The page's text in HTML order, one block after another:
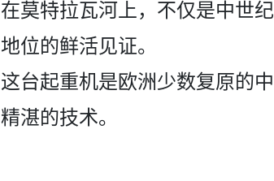
在莫特拉瓦河上，不仅是中­世
地位的鲜活见证。
这台起重机是欧洲少数复原的­
精湛的技术。